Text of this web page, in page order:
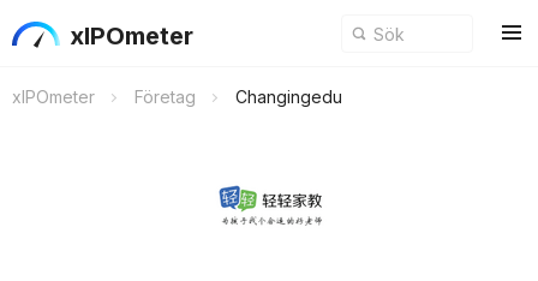
xIPOmeter
xIPOmeter Företag Changingedu